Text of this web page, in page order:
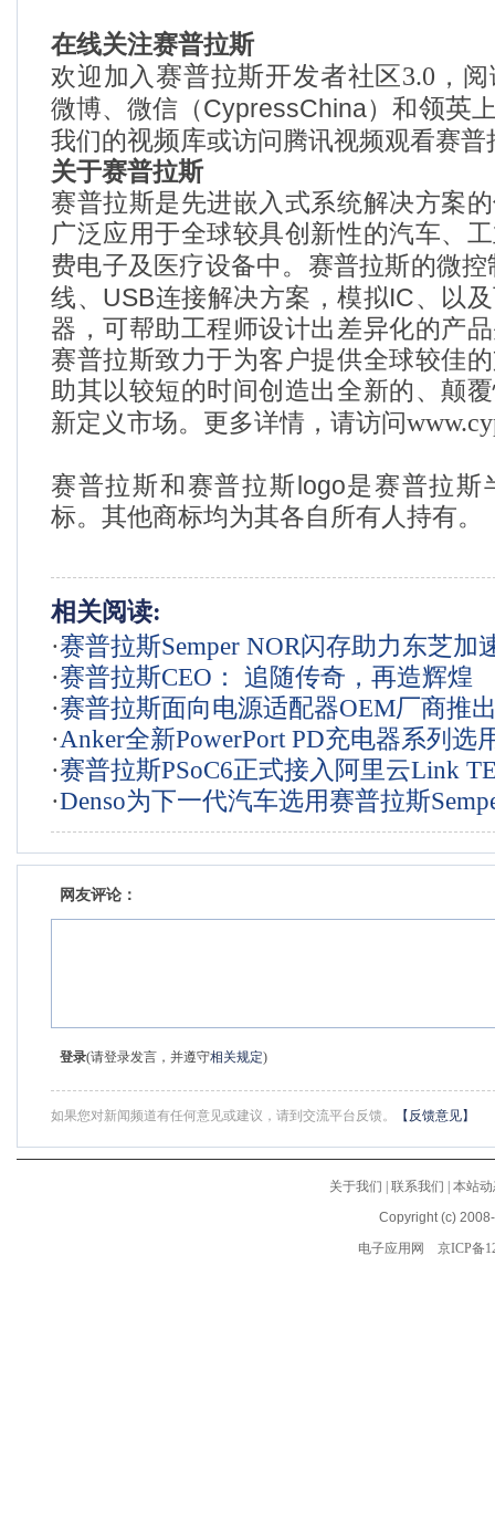
在线关注赛普拉斯
欢迎加入赛普拉斯开发者社区3.0 ，
微博、微信（CypressChina）和领英
我们的视频库或访问 腾讯视频观看赛普
关于赛普拉斯
赛普拉斯是先进嵌入式系统解决方案
广泛应用于全球较具创新性的汽车、
费电子及医疗设备中。赛普拉斯的微控
线、 USB连接解决方案，模拟IC、以
器，可帮助工程师设计出差异化的产
赛普拉斯致力于为客户提供全球较佳
助其以较短的时间创造出全新的、颠
新定义市场。更多详情，请访问
赛普拉斯和赛普拉斯logo是赛普拉斯
标。其他商标均为其各自所有人持有。
相关阅读:
·赛普拉斯Semper NOR闪存助力东芝加
一代ADAS
·赛普拉斯CEO： 追随传奇，再造辉煌
·赛普拉斯面向电源适配器OEM厂商推
成的USB-C充电器解决方案，进一步巩
位
·Anker全新PowerPort PD充电器系列选
斯USB-C控制器
·赛普拉斯PSoC6正式接入阿里云Link
联网应用的安全设计
·Denso为下一代汽车选用赛普拉斯
存储器
网友评论：
登录(请登录发言，并遵守相关规定)
如果您对新闻频道有任何意见或建议，请到交流平台反馈。 【反馈意见】
关于我们 联系我们
本站
Copyright (c)
电子应用网
京ICP备